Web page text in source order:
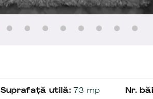
Suprafață utilă: 73 mp Nr.